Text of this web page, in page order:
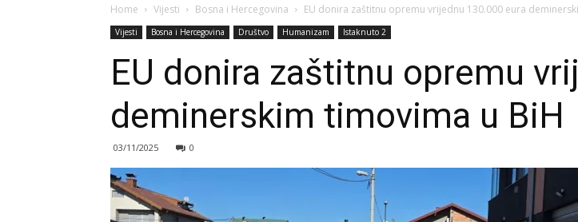
Home Vijesti Bosna i Hercegovina EU donira zaštitnu opremu vrijednu 130.000 eura
Vijesti Bosna i Hercegovina Društvo Humanizam Istaknuto 2
EU donira zaštitnu opremu
deminerskim timovima u BiH
03/11/2025 0